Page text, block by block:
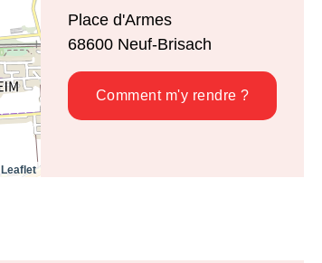
Leaflet
Place d'Armes
68600 Neuf-Brisach
Comment m'y rendre ?